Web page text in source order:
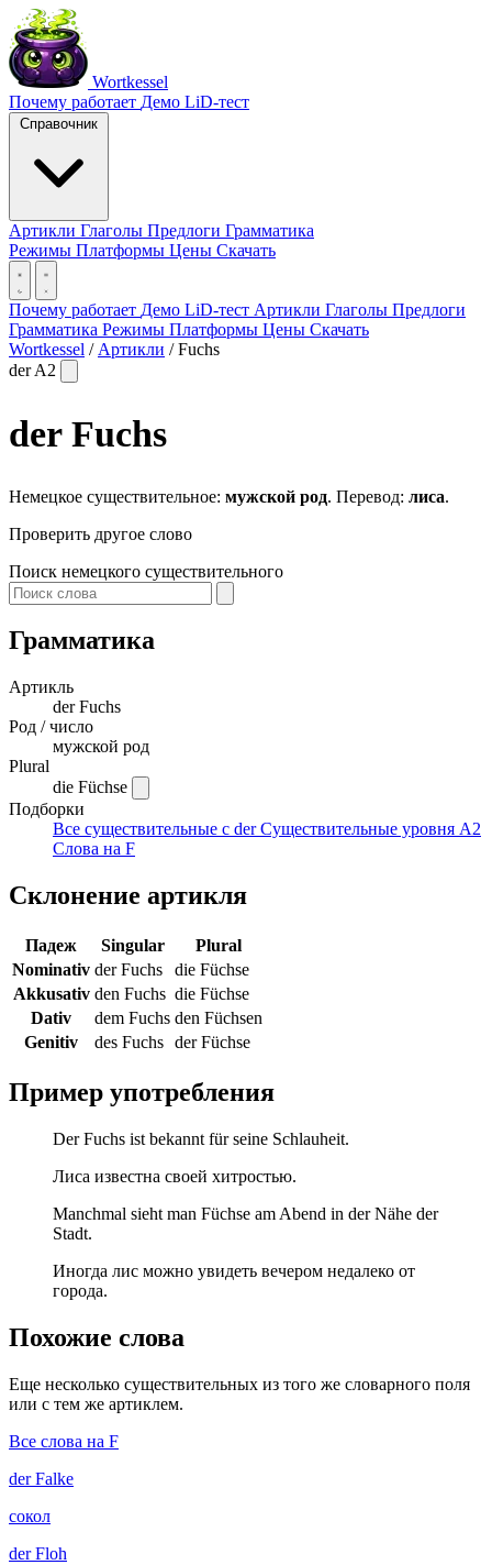
Wortkessel
Почему работает Демо LiD-тест
Справочник
Артикли Глаголы Предлоги Грамматика
Режимы Платформы Цены Скачать
Почему работает Демо LiD-тест Артикли Глаголы Предлоги
Грамматика Режимы Платформы Цены Скачать
Wortkessel / Артикли / Fuchs
derA2
derFuchs
Немецкое существительное: мужской род. Перевод: лиса.
Проверить другое слово
Поиск немецкого существительного
Грамматика
Артикль
derFuchs
Род / число
мужской род
Plural
die Füchse
Подборки
Все существительные с derСуществительные уровня A2
Слова на F
Склонение артикля
Падеж Singular
Plural
Nominativ der Fuchs
die Füchse
Akkusativ den Fuchs die Füchse
Dativ
dem Fuchs den Füchsen
Genitiv
des Fuchs der Füchse
Пример употребления
Der Fuchs ist bekannt für seine Schlauheit.
Лиса известна своей хитростью.
Manchmal sieht man Füchse am Abend in der Nähe der
Stadt.
Иногда лис можно увидеть вечером недалеко от
города.
Похожие слова
Еще несколько существительных из того же словарного поля
или с тем же артиклем.
Все слова на F
derFalke
сокол
derFloh